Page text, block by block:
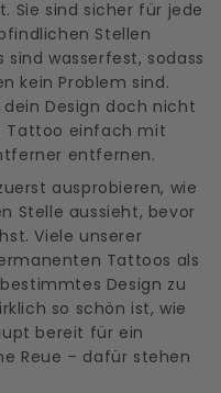
Sie sind sicher für jede
Stellen
wasserfest, sodass
kein Problem sind.
Design doch nicht
Tattoo einfach mit
entfernen.
ausprobieren, wie
Stelle aussieht, bevor
Viele unserer
Tattoos als
Design zu
so schön ist, wie
bereit für ein
Reue – dafür stehen